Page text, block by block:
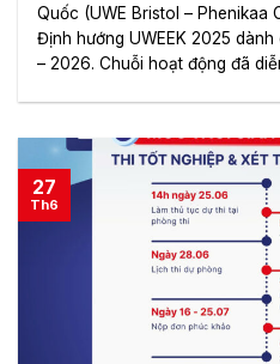
Quốc (UWE Bristol – Phenikaa
Định hướng UWEEK 2025
– 2026. Chuỗi hoạt động đã
27
Th6